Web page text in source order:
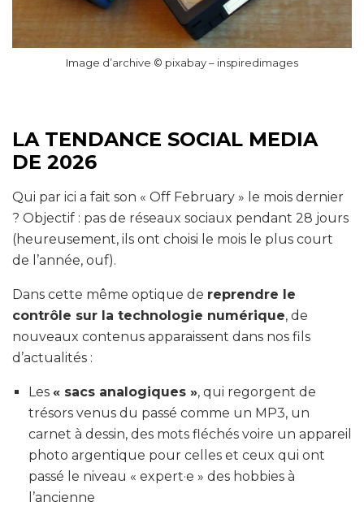
Image d’archive © pixabay – inspiredimages
LA TENDANCE SOCIAL MEDIA
DE 2026
Qui par ici a fait son « Off February » le mois dernier
? Objectif : pas de réseaux sociaux pendant 28 jours
(heureusement, ils ont choisi le mois le plus court
de l’année, ouf).
Dans cette même optique de reprendre le
contrôle sur la technologie numérique, de
nouveaux contenus apparaissent dans nos fils
d’actualités :
Les « sacs analogiques », qui regorgent de
trésors venus du passé comme un MP3, un
carnet à dessin, des mots fléchés voire un appareil
photo argentique pour celles et ceux qui ont
passé le niveau « expert·e » des hobbies à
l’ancienne